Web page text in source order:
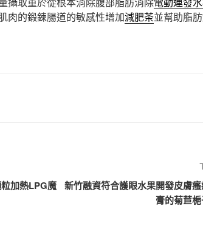
肉的鍛鍊腸道的敏感性增加減肥茶並幫助脂
加熱LPG魔
新竹融資符合護眼水果開發皮膚
膏的菊苣